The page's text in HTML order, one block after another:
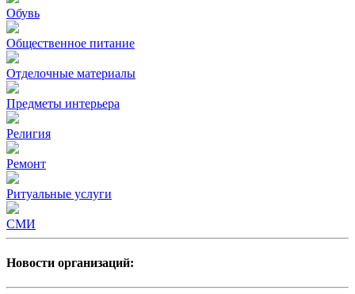
Обувь
Общественное питание
Отделочные материалы
Предметы интерьера
Религия
Ремонт
Ритуальные услуги
СМИ
Новости организаций: